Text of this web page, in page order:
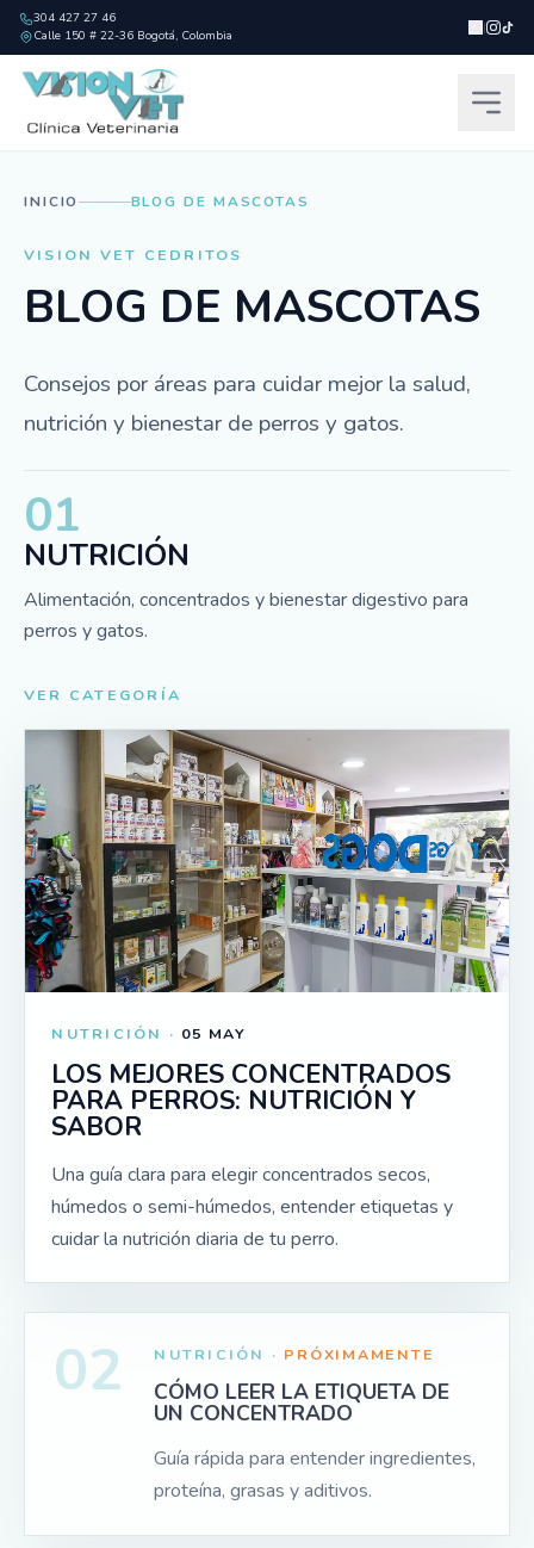
304 427 27 46
Calle 150 # 22-36 Bogotá, Colombia
|
INICIO BLOG DE MASCOTAS
VISION VET CEDRITOS
BLOG DE MASCOTAS
Consejos por áreas para cuidar mejor la salud,
nutrición y bienestar de perros y gatos.
01
NUTRICIÓN
Alimentación, concentrados y bienestar digestivo para
perros y gatos.
VER CATEGORÍA
NUTRICIÓN · 05 MAY
LOS MEJORES CONCENTRADOS
PARA PERROS: NUTRICIÓN Y
SABOR
Una guía clara para elegir concentrados secos,
húmedos o semi-húmedos, entender etiquetas y
cuidar la nutrición diaria de tu perro.
02 NUTRICIÓN · PRÓXIMAMENTE
CÓMO LEER LA ETIQUETA DE
UN CONCENTRADO
Guía rápida para entender ingredientes,
proteína, grasas y aditivos.